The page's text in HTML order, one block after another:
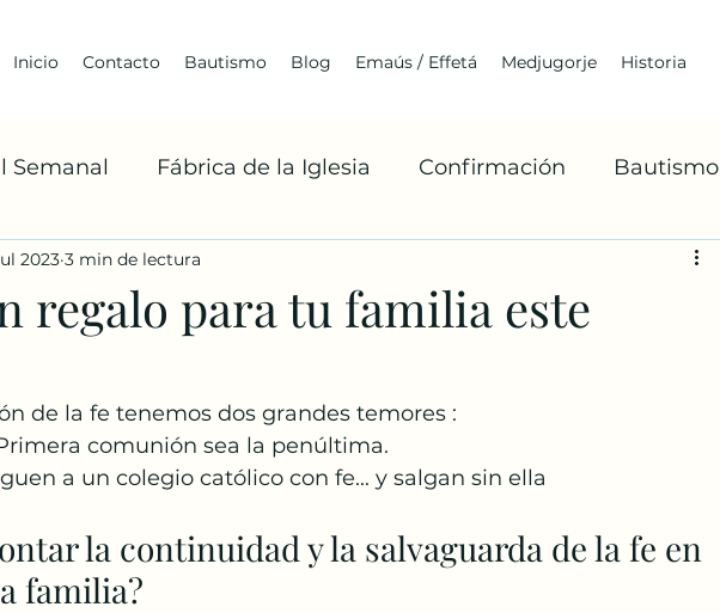
Inicio Contacto Bautismo Blog Emaús / Effetá Medjugorje Historia
Semanal Fábrica de la Iglesia Confirmación Bautismo
Cuaresma Franciscanismo
Misiones Franciscanas Robert Barron
Papa Francisco Semana Santa Pascua Catequesis
regalo para tu familia este
2023 3 min de lectura
de la fe tenemos dos grandes temores :
Que la Primera comunión sea la penúltima.
Que lleguen a un colegio católico con fe... y salgan sin ella
la continuidad y la salvaguarda de la fe en
familia?